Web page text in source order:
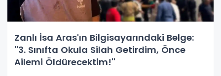
Zanlı İsa Aras'ın Bilgisayarındaki Belge:
''3. Sınıfta Okula Silah Getirdim, Önce
Ailemi Öldürecektim!''